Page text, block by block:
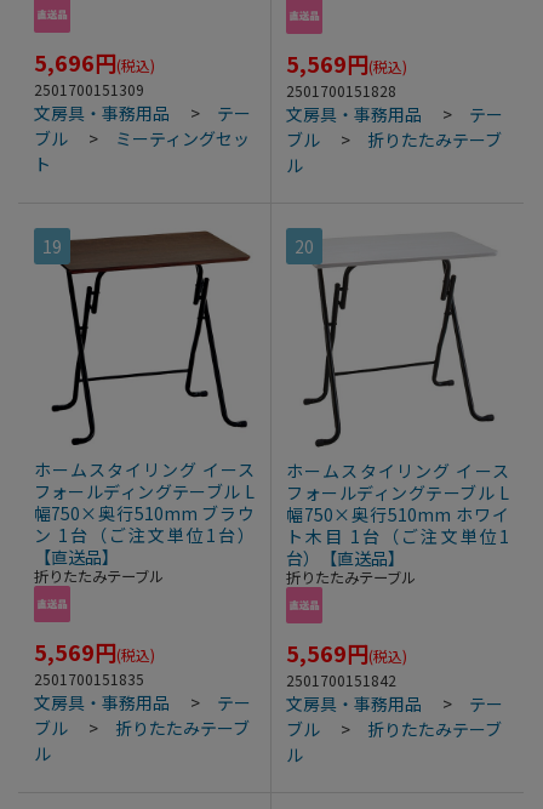
5,696円(税込)
2501700151309
文房具・事務用品 > テー
ブル
>
ミーティングセッ
ト
5,569円(税込)
2501700151828
文房具・事務用品 > テー
ブル
> 折りたたみテーブ
ル
19
ホームスタイリング イース
フォールディングテーブル L
幅750×奥行510mm ブラウ
ン 1台（ご注文単位1台）
【直送品】
折りたたみテーブル
5,569円(税込)
2501700151835
文房具・事務用品 > テー
ブル
> 折りたたみテーブ
ル
20
ホームスタイリング イース
フォールディングテーブル L
幅750×奥行510mm ホワイ
ト木目 1台（ご注文単位1
台）【直送品】
折りたたみテーブル
5,569円(税込)
2501700151842
文房具・事務用品 > テー
ブル
> 折りたたみテーブ
ル